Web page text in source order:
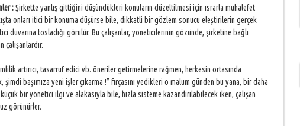
:Şirkette yanlış gittiğini düşündükleri konuların düzeltilmesi için ısrarla muhalefet
onları itici bir konuma düşürse bile, dikkatli bir gözlem sonucu eleştirilerin gerçek
duvarına tosladığı görülür. Bu çalışanlar, yöneticilerinin gözünde, şirketine bağlı
çalışanlardır.
artırıcı, tasarruf edici vb. öneriler getirmelerine rağmen, herkesin ortasında
başımıza yeni işler çıkarma !” fırçasını yedikleri o malum günden bu yana, bir daha
bir yönetici ilgi ve alakasıyla bile, hızla sisteme kazandırılabilecek iken, çalışan
görünürler.